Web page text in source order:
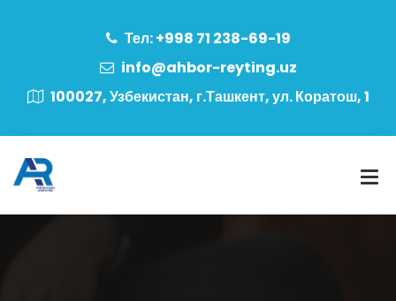
Тел: +998 71 238-69-19
info@ahbor-reyting.uz
100027, Узбекистан, г.Ташкент, ул. Коратош, 1